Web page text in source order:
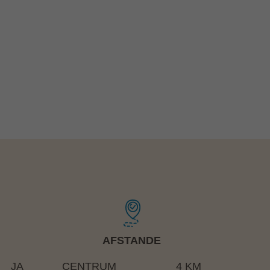
JA
AFSTANDE
CENTRUM
4 KM